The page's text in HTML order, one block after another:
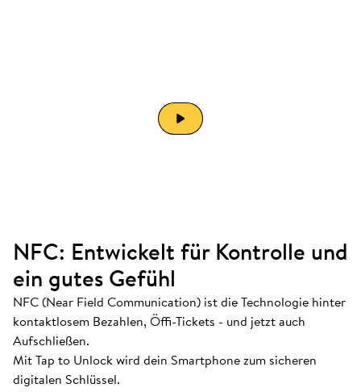
NFC: Entwickelt für Kontrolle und
ein gutes Gefühl
NFC (Near Field Communication) ist die Technologie hinter
kontaktlosem Bezahlen, Öffi-Tickets - und jetzt auch
Aufschließen.
Mit Tap to Unlock wird dein Smartphone zum sicheren
digitalen Schlüssel.